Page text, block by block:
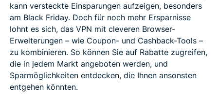
kann versteckte Einsparungen aufzeigen, besonders
am Black Friday. Doch für noch mehr Ersparnisse
lohnt es sich, das VPN mit cleveren Browser-
Erweiterungen – wie Coupon- und Cashback-Tools –
zu kombinieren. So können Sie auf Rabatte zugreifen,
die in jedem Markt angeboten werden, und
Sparmöglichkeiten entdecken, die Ihnen ansonsten
entgehen könnten.